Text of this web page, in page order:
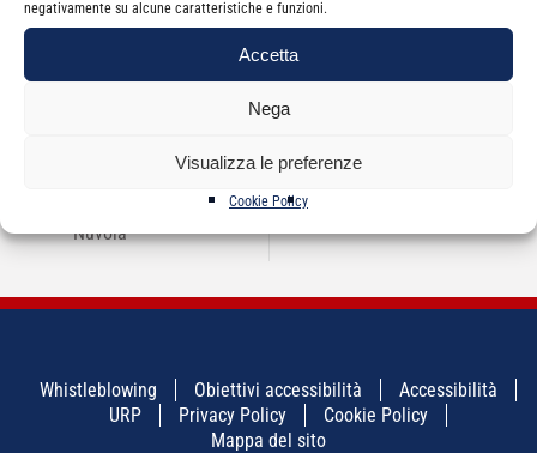
negativamente su alcune caratteristiche e funzioni.
Accetta
Nega
Visualizza le preferenze
Cookie Policy
NAVIGAZIONE
sfide della professione
verso l’Europa”, 7
maggio 2024 – Roma
Convention Center La
Nuvola
Whistleblowing Obiettivi accessibilità
Accessibilità
URP
Privacy Policy
Cookie Policy
Mappa del sito